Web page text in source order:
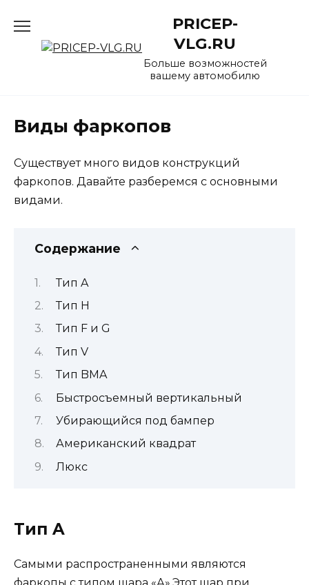
содержанию
PRICEP-
VLG.RU
Больше возможностей
вашему автомобилю
Виды фаркопов
Существует много видов конструкций
фаркопов. Давайте разберемся с основными
видами.
Содержание
Тип A
Тип H
Тип F и G
Тип V
Тип BMA
Быстросъемный вертикальный
Убирающийся под бампер
Американский квадрат
Люкс
Тип A
Самыми распространенными являются